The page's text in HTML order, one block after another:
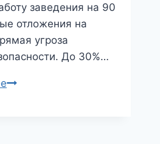
заведения на 90
отложения на
угроза
До 30%…
Клининг